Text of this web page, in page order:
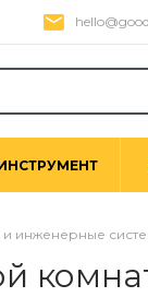
и инженерные